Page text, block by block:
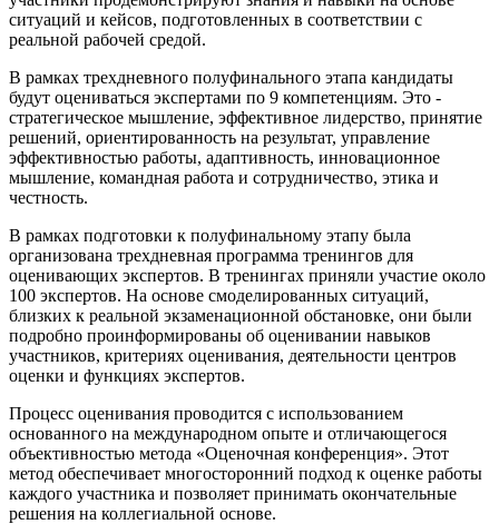
ситуаций и кейсов, подготовленных в соответствии с
реальной рабочей средой.
В рамках трехдневного полуфинального этапа кандидаты
будут оцениваться экспертами по 9 компетенциям. Это -
стратегическое мышление, эффективное лидерство, принятие
решений, ориентированность на результат, управление
эффективностью работы, адаптивность, инновационное
мышление, командная работа и сотрудничество, этика и
честность.
В рамках подготовки к полуфинальному этапу была
организована трехдневная программа тренингов для
оценивающих экспертов. В тренингах приняли участие около
100 экспертов. На основе смоделированных ситуаций,
близких к реальной экзаменационной обстановке, они были
подробно проинформированы об оценивании навыков
участников, критериях оценивания, деятельности центров
оценки и функциях экспертов.
Процесс оценивания проводится с использованием
основанного на международном опыте и отличающегося
объективностью метода «Оценочная конференция». Этот
метод обеспечивает многосторонний подход к оценке работы
каждого участника и позволяет принимать окончательные
решения на коллегиальной основе.